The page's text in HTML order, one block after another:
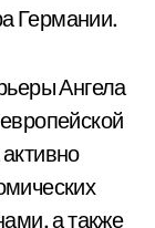
Германии.
Ангела
а также